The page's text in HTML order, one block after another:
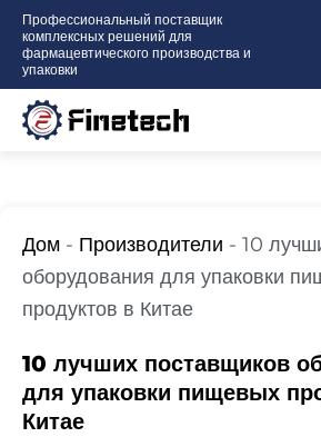
Перейти
содержимому
Профессиональный поставщик
комплексных решений для
фармацевтического производства и
упаковки
Дом - Производители - 10
оборудования для упаковки
продуктов в Китае
10 лучших поставщиков
для упаковки пищевых
Китае